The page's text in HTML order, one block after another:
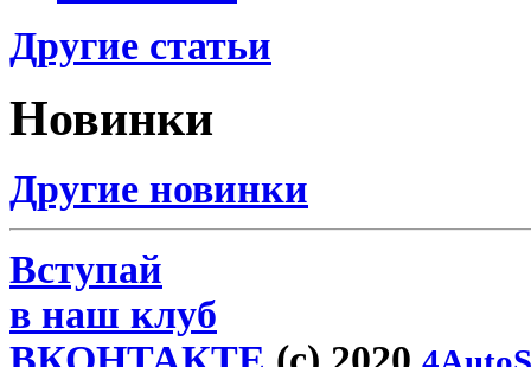
Другие статьи
Новинки
Другие новинки
Вступай
в наш клуб